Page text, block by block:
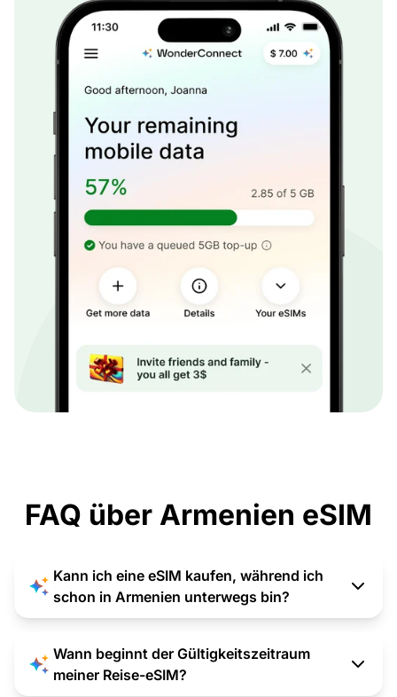
FAQ über Armenien eSIM
Kann ich eine eSIM kaufen, während ich
schon in Armenien unterwegs bin?
Wann beginnt der Gültigkeitszeitraum
meiner Reise-eSIM?